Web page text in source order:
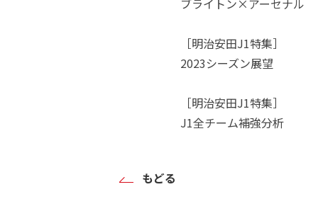
ブライトン×アーセナル
［明治安田J1特集］
2023シーズン展望
［明治安田J1特集］
J1全チーム補強分析
もどる